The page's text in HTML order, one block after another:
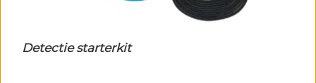
Detectie starterkit